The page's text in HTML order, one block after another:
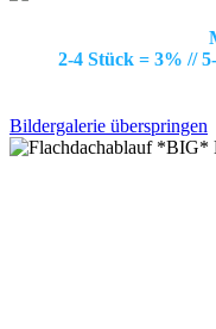
2-4 Stück = 3% //
Bildergalerie überspringen